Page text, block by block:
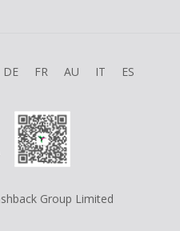
DE FR AU IT ES
Group Limited